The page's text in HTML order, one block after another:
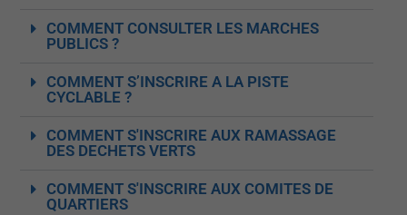
COMMENT CONSULTER LES MARCHES
PUBLICS ?
COMMENT S’INSCRIRE A LA PISTE
CYCLABLE ?
COMMENT S'INSCRIRE AUX RAMASSAGE
DES DECHETS VERTS
COMMENT S'INSCRIRE AUX COMITES DE
QUARTIERS